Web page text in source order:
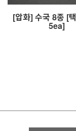
[압화] 수국 8종 [
5ea]